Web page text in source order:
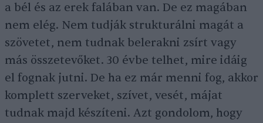
a bél és az erek falában van. De ez magában
nem elég. Nem tudják strukturálni magát a
szövetet, nem tudnak belerakni zsírt vagy
más összetevőket. 30 évbe telhet, mire idáig
el fognak jutni. De ha ez már menni fog, akkor
komplett szerveket, szívet, vesét, májat
tudnak majd készíteni. Azt gondolom, hogy